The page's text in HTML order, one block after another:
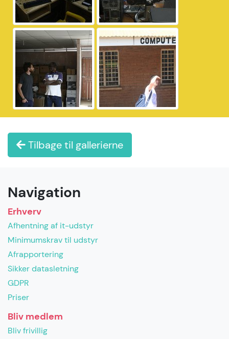
Tilbage til gallerierne
Navigation
Erhverv
Afhentning af it-udstyr
Minimumskrav til udstyr
Afrapportering
Sikker datasletning
GDPR
Priser
Bliv medlem
Bliv frivillig